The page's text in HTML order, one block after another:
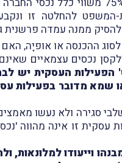
המשפט להחלטה זו
להסיק ממנה עמדה פרשנית
ההכנסה או אופיָה, האם
נכסים עצמאיים שאינם
הפעילות העסקית יש
שמא מדובר בפעילות
סגירה ולא נעשו
זו אינה מהווה
וייעודו למלונאות,